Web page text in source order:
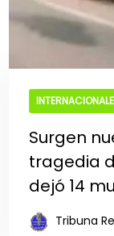
Surgen
tragedia
dejó 14
Tribuna